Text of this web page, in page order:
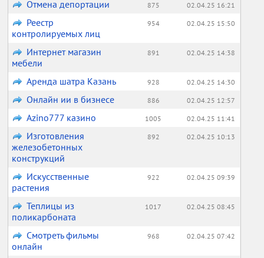
Отмена депортации 875 02.04.25 16:21
Реестр
контролируемых лиц
954 02.04.25 15:50
Интернет магазин
мебели
891 02.04.25 14:38
Аренда шатра Казань 928 02.04.25 14:30
Онлайн ии в бизнесе 886 02.04.25 12:57
Аzino777 казино 1005 02.04.25 11:41
Изготовления
железобетонных
конструкций
892 02.04.25 10:13
Искусственные
растения
922 02.04.25 09:39
Теплицы из
поликарбоната
1017 02.04.25 08:45
Смотреть фильмы
онлайн
968 02.04.25 07:42